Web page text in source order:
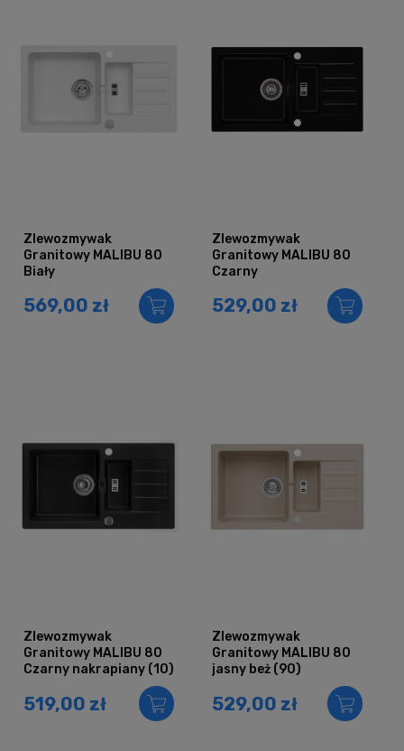
Zlewozmywak
Granitowy MALIBU 80
Biały
569,00 zł
Zlewozmywak
Granitowy MALIBU 80
Czarny
529,00 zł
Zlewozmywak
Granitowy MALIBU 80
Czarny nakrapiany (10)
519,00 zł
Zlewozmywak
Granitowy MALIBU 80
jasny beż (90)
529,00 zł